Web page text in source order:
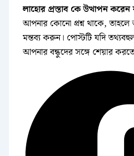
লাহোর প্রস্তাব কে উত্থাপন করেন
আপনার কোনো প্রশ্ন থাকে, তাহলে
মন্তব্য করুন। পোস্টটি যদি
আপনার বন্ধুদের সঙ্গে শেয়ার